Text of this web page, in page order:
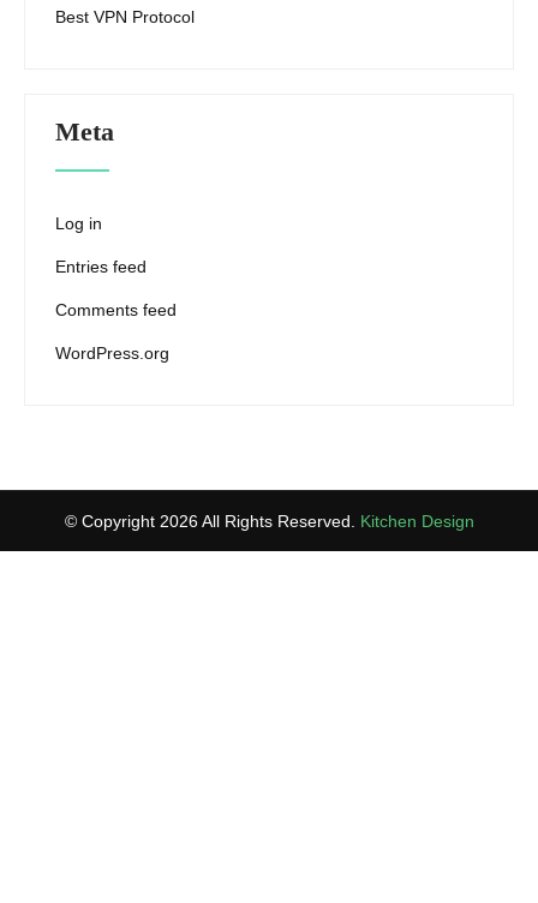
Best VPN Protocol
Meta
Log in
Entries feed
Comments feed
WordPress.org
© Copyright 2026 All Rights Reserved. Kitchen Design